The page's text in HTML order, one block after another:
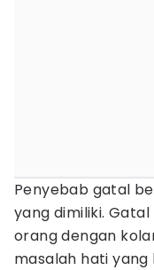
Penyebab gatal
yang dimiliki.
orang dengan
masalah hati